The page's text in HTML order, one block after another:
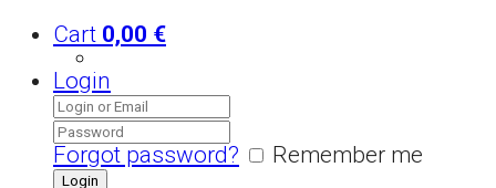
Cart 0,00 €
Login
Forgot password?
Remember me